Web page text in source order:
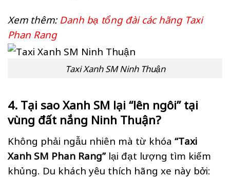
Xem thêm: Danh bạ tổng đài các hãng Taxi
Phan Rang
Taxi Xanh SM Ninh Thuận
4. Tại sao Xanh SM lại “lên ngôi” tại
vùng đất nắng Ninh Thuận?
Không phải ngẫu nhiên mà từ khóa “Taxi
Xanh SM Phan Rang”lại đạt lượng tìm kiếm
khủng. Du khách yêu thích hãng xe này bởi: